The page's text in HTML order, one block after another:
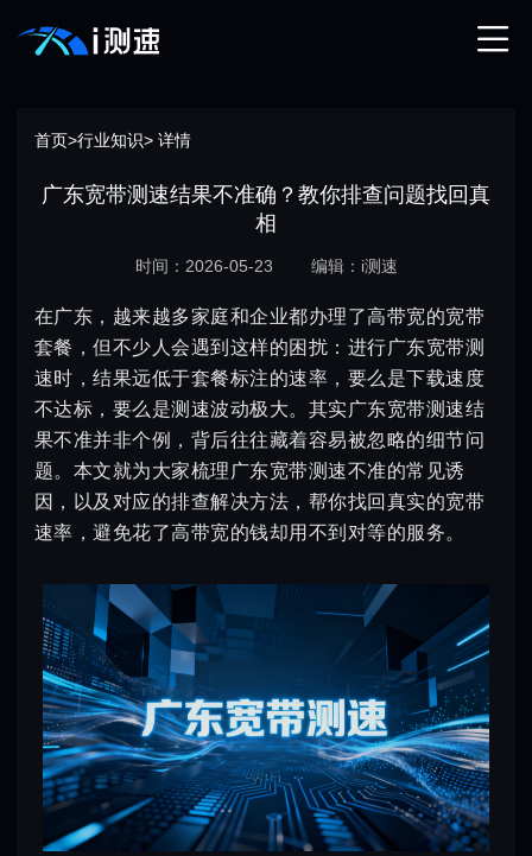
首页>行业知识> 详情
广东宽带测速结果不准确？教你排查问题找回真
相
时间：2026-05-23 编辑：i测速
在广东，越来越多家庭和企业都办理了高带宽的宽带
套餐，但不少人会遇到这样的困扰：进行广东宽带测
速时，结果远低于套餐标注的速率，要么是下载速度
不达标，要么是测速波动极大。其实广东宽带测速结
果不准并非个例，背后往往藏着容易被忽略的细节问
题。本文就为大家梳理广东宽带测速不准的常见诱
因，以及对应的排查解决方法，帮你找回真实的宽带
速率，避免花了高带宽的钱却用不到对等的服务。